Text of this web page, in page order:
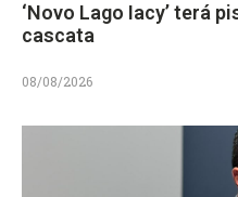
‘Novo Lago Iacy’ terá
cascata
08/08/2026